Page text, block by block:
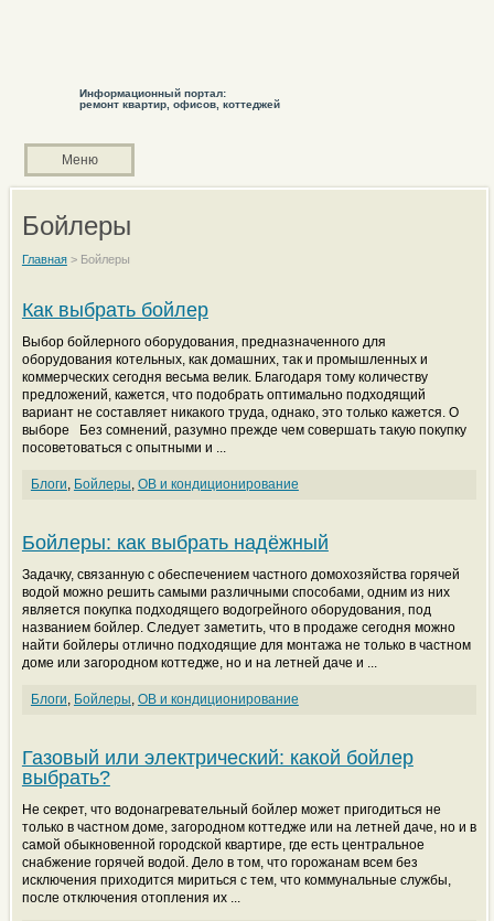
Информационный портал:
ремонт квартир, офисов, коттеджей
Меню
Бойлеры
Главная> Бойлеры
Как выбрать бойлер
Выбор бойлерного оборудования, предназначенного для
оборудования котельных, как домашних, так и промышленных и
коммерческих сегодня весьма велик. Благодаря тому количеству
предложений, кажется, что подобрать оптимально подходящий
вариант не составляет никакого труда, однако, это только кажется. О
выборе Без сомнений, разумно прежде чем совершать такую покупку
посоветоваться с опытными и ...
Блоги, Бойлеры, ОВ и кондиционирование
Бойлеры: как выбрать надёжный
Задачку, связанную с обеспечением частного домохозяйства горячей
водой можно решить самыми различными способами, одним из них
является покупка подходящего водогрейного оборудования, под
названием бойлер. Следует заметить, что в продаже сегодня можно
найти бойлеры отлично подходящие для монтажа не только в частном
доме или загородном коттедже, но и на летней даче и ...
Блоги, Бойлеры, ОВ и кондиционирование
Газовый или электрический: какой бойлер
выбрать?
Не секрет, что водонагревательный бойлер может пригодиться не
только в частном доме, загородном коттедже или на летней даче, но и в
самой обыкновенной городской квартире, где есть центральное
снабжение горячей водой. Дело в том, что горожанам всем без
исключения приходится мириться с тем, что коммунальные службы,
после отключения отопления их ...